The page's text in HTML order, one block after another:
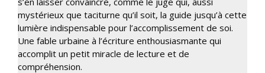
mystérieux que taciturne qu’il soit, la guide jusqu’à cette
lumière indispensable pour l’accomplissement de soi.
Une fable urbaine à l’écriture enthousiasmante qui
accomplit un petit miracle de lecture et de
compréhension.